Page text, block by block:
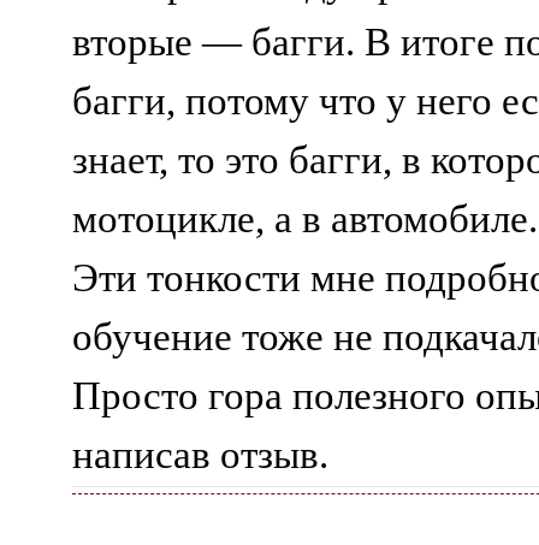
вторые — багги. В итоге
багги, потому что у него
знает, то это багги, в
мотоцикле, а в
Эти тонкости мне
обучение тоже не
Просто гора полезного
написав отзыв.